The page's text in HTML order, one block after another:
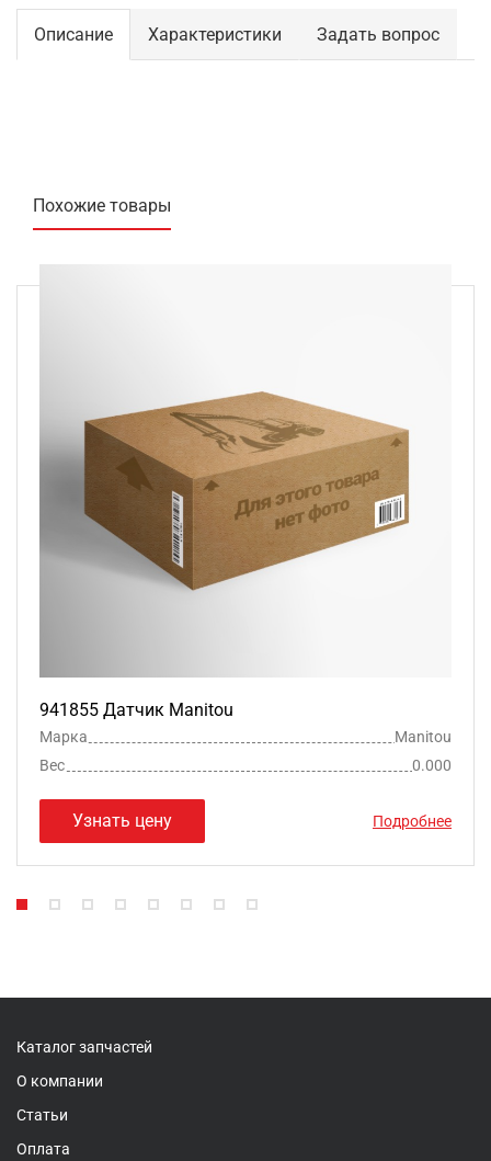
Описание Характеристики Задать вопрос
Похожие товары
941855 Датчик Manitou
Марка
Manitou
Вес
0.000
Узнать цену Подробнее
Каталог запчастей
О компании
Статьи
Оплата